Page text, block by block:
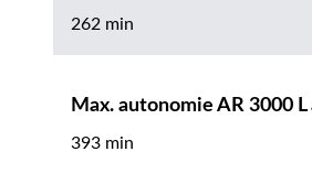
262 min
Max. autonomie AR 3000 L
393 min